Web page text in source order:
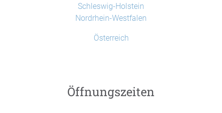
Schleswig-Holstein
Nordrhein-Westfalen
Österreich
Öffnungszeiten